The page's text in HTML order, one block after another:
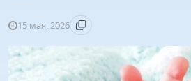
15 мая, 2026